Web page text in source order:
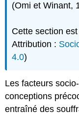
(Omi et Winant,
Cette section
Attribution :
4.0)
Les facteurs
conceptions
entraîné des